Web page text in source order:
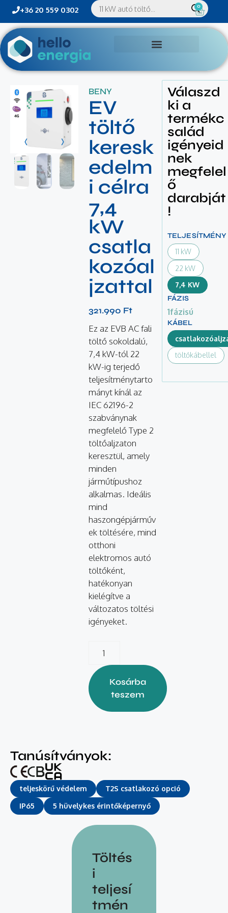
+36 20 559 0302 0
BENY
EV
töltő
keresk
edelm
i célra
7,4
kW
csatla
kozóal
jzattal
321.990 Ft
Ez az EVB AC fali
töltő sokoldalú,
7,4 kW-tól 22
kW-ig terjedő
teljesítménytarto
mányt kínál az
IEC 62196-2
szabványnak
megfelelő Type 2
töltőaljzaton
keresztül, amely
minden
járműtípushoz
alkalmas. Ideális
mind
haszongépjárműv
ek töltésére, mind
otthoni
elektromos autó
töltőként,
hatékonyan
kielégítve a
változatos töltési
igényeket.
Kosárba
teszem
Válaszd
ki a
termékc
salád
igényeid
nek
megfelel
ő
darabját
!
TELJESÍTMÉNY
11 kW
22 kW
7,4 KW
FÁZIS
1fázisú
KÁBEL
töltőkábellel
Tanúsítványok:
teljeskörű védelem
T2S csatlakozó opció
IP65
5 hüvelykes érintőképernyő
Töltés
i
teljesí
tmén